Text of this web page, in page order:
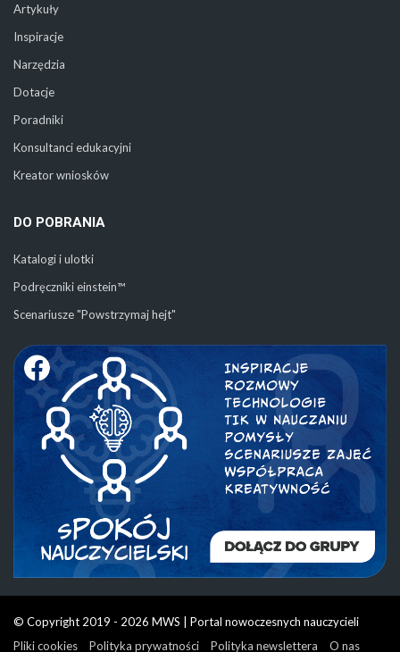
Artykuły
Inspiracje
Narzędzia
Dotacje
Poradniki
Konsultanci edukacyjni
Kreator wniosków
DO POBRANIA
Katalogi i ulotki
Podręczniki einstein™
Scenariusze "Powstrzymaj hejt"
© Copyright 2019 - 2026 MWS | Portal nowoczesnych nauczycieli
Pliki cookies
Polityka prywatności Polityka newslettera O nas